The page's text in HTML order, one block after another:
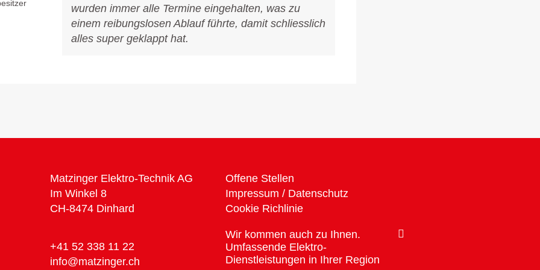
wurden immer alle Termine eingehalten, was zu
einem reibungslosen Ablauf führte, damit schliesslich
alles super geklappt hat.
Matzinger Elektro-Technik AG
Im Winkel 8
CH-8474 Dinhard
+41 52 338 11 22
info@matzinger.ch
Offene Stellen
Impressum / Datenschutz
Cookie Richlinie
Wir kommen auch zu Ihnen.
Umfassende Elektro-
Dienstleistungen in Ihrer Region